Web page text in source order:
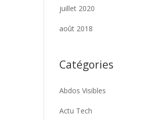
juillet 2020
août 2018
Catégories
Abdos Visibles
Actu Tech